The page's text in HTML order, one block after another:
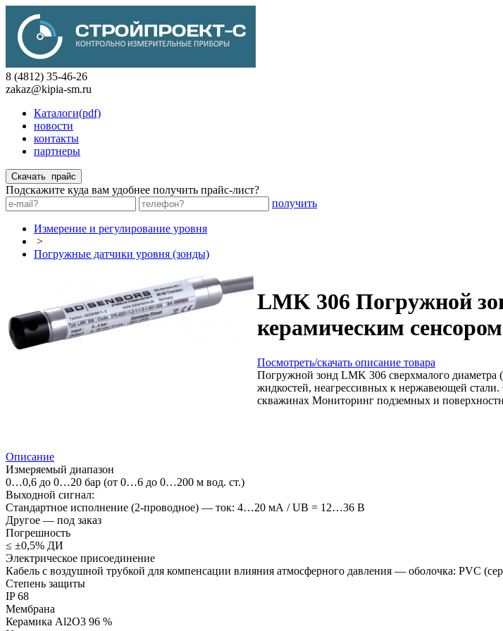
8 (4812) 35-46-26
zakaz@kipia-sm.ru
Каталоги(pdf)
новости
контакты
партнеры
Подскажите куда вам удобнее получить прайс-лист?
получить
Измерение и регулирование уровня
>
Погружные датчики уровня (зонды)
LMK 306 Погружной
керамическим сенсором
Посмотреть/скачать описание товара
Погружной зонд LMK 306 сверхмалого диаметра
жидкостей, неагрессивных к нержавеющей
скважинах Мониторинг подземных и
Описание
Измеряемый диапазон
0…0,6 до 0…20 бар (от 0…6 до 0…200 м вод. ст.)
Выходной сигнал:
Стандартное исполнение (2-проводное) — ток: 4…20 мА / UB = 12…36 В
Другое — под заказ
Погрешность
≤ ±0,5% ДИ
Электрическое присоединение
Кабель с воздушной трубкой для компенсации влияния атмосферного давления — оболочка: PVC
Степень защиты
IP 68
Мембрана
Керамика Al2O3 96 %